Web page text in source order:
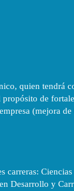
quien tendrá
de
(mejora
carreras:
Desarrollo y